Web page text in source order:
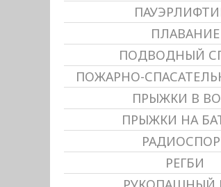
ПЛАВАНИЕ
ПОДВОДНЫЙ
ПОЖАРНО-
ПРЫЖКИ В
ПРЫЖКИ НА
РЕГБИ